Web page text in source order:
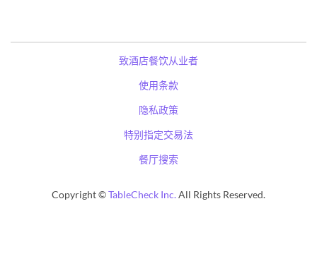
致酒店餐饮从业者
使用条款
隐私政策
特别指定交易法
餐厅搜索
Copyright ©TableCheck Inc.All Rights Reserved.